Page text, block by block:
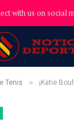
with us on social
Tenis » ¡Katie Boulter le da un